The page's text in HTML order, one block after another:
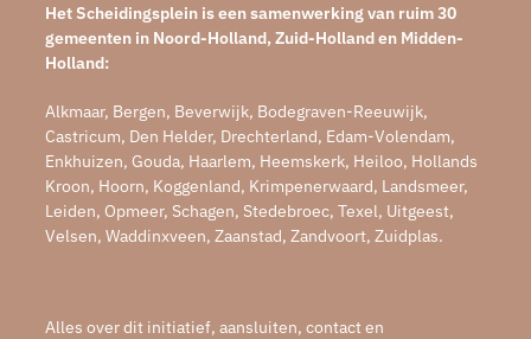
Het Scheidingsplein is een samenwerking van ruim 30
gemeenten in Noord-Holland, Zuid-Holland en Midden-
Holland:
Alkmaar, Bergen, Beverwijk, Bodegraven-Reeuwijk,
Castricum, Den Helder, Drechterland, Edam-Volendam,
Enkhuizen, Gouda, Haarlem, Heemskerk, Heiloo, Hollands
Kroon, Hoorn, Koggenland, Krimpenerwaard, Landsmeer,
Leiden, Opmeer, Schagen, Stedebroec, Texel, Uitgeest,
Velsen, Waddinxveen, Zaanstad, Zandvoort, Zuidplas.
Alles over dit initiatief, aansluiten, contact en